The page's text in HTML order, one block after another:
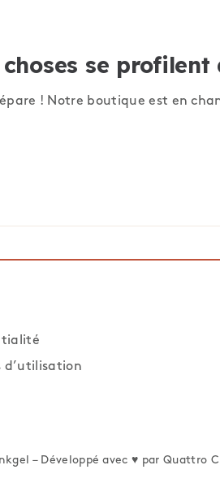
se profilent
! Notre boutique est en
d’utilisation
– Développé avec ♥ parQuattro